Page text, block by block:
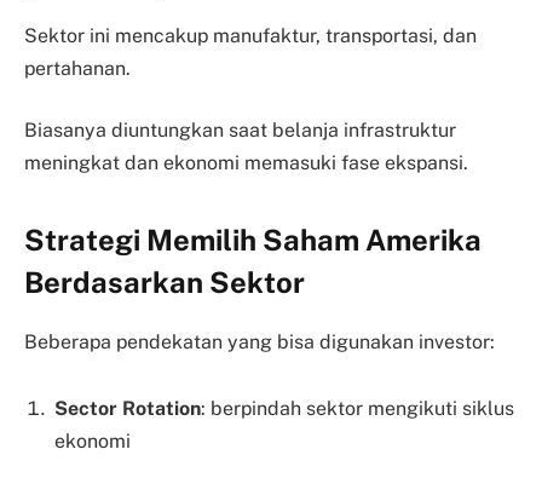
Sektor ini mencakup manufaktur, transportasi, dan
pertahanan.
Biasanya diuntungkan saat belanja infrastruktur
meningkat dan ekonomi memasuki fase ekspansi.
Strategi Memilih Saham Amerika
Berdasarkan Sektor
Beberapa pendekatan yang bisa digunakan investor:
Sector Rotation: berpindah sektor mengikuti siklus
ekonomi